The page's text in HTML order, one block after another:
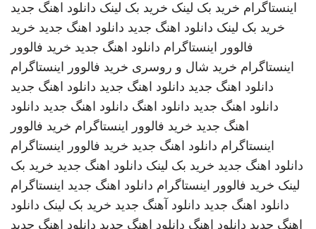
اینستاگرام خرید بک لینک خرید بک لینک دانلود اهنگ جدید
خرید بک لینک دانلود اهنگ جدید دانلود اهنگ جدید خرید
فالوور اینستاگرام دانلود اهنگ جدید خرید فالوور
اینستاگرام خرید شال و روسری خرید فالوور اینستاگرام
دانلود اهنگ جدید دانلود اهنگ جدید دانلود اهنگ جدید
دانلود اهنگ جدید دانلود اهنگ دانلود اهنگ جدید دانلود
اهنگ جدید خرید فالوور اینستاگرام خرید فالوور
اینستاگرام دانلود اهنگ جدید خرید فالوور اینستاگرام
دانلود اهنگ جدید خرید بک لینک دانلود اهنگ جدید خرید بک
لینک خرید فالوور اینستاگرام دانلود اهنگ جدید اینستاگرام
دانلود اهنگ جدید دانلود آهنگ جدید خرید بک لینک دانلود
اهنگ جدید دانلود اهنگ دانلود اهنگ جدید دانلود اهنگ جدید